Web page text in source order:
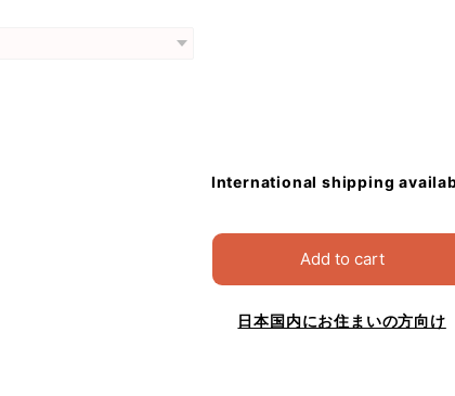
International shipping
Add to cart
日本国内にお住まいの方向け